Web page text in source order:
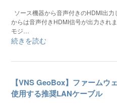
ソース機器から音声付きのHDMI出
からは音声付きHDMI信号が出力され
モジ…
続きを読む
【VNS GeoBox】ファームウ
使用する推奨LANケーブル